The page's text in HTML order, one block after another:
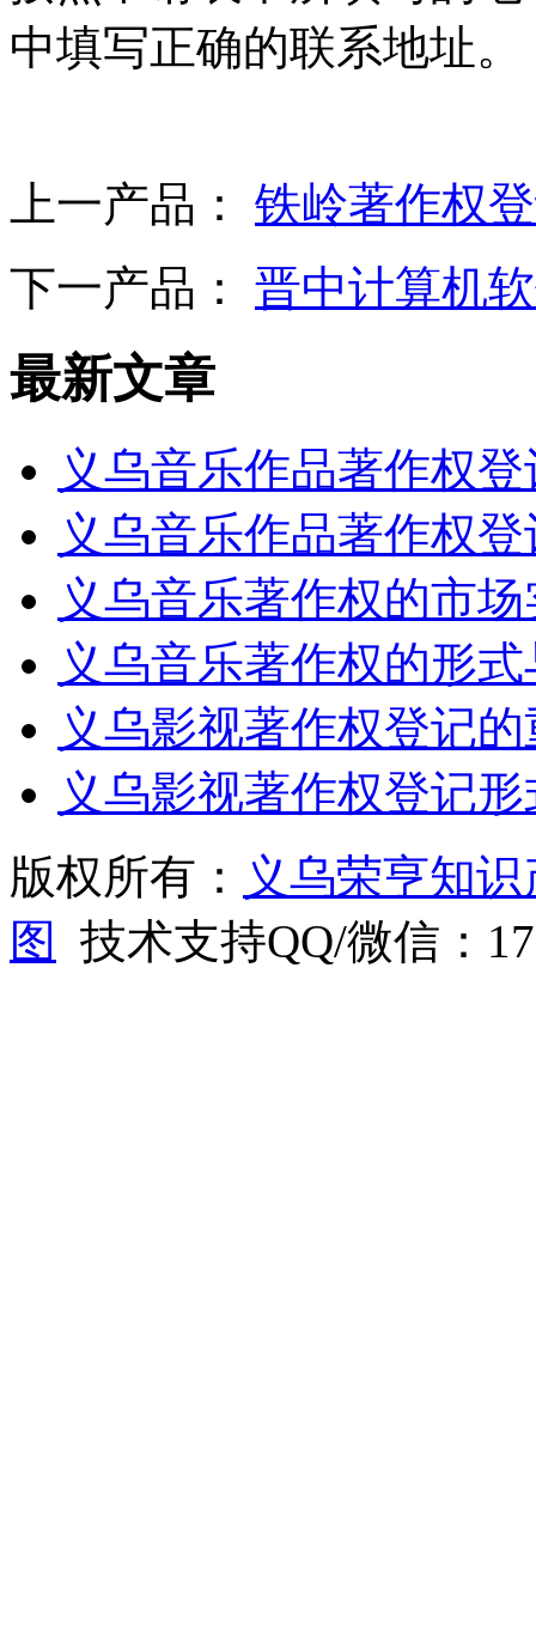
中填写正确的联系地址。
上一产品： 铁岭著作权
下一产品： 晋中计算机
最新文章
义乌音乐作品著作权
义乌音乐作品著作权
义乌音乐著作权的市
义乌音乐著作权的形
义乌影视著作权登记
义乌影视著作权登记
版权所有： 义乌荣亨知
图
技术支持QQ/微信：